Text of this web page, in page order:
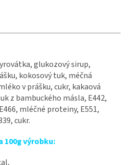
glukozový sirup,
kokosový tuk, méčná
v prášku, cukr, kakaová
z bambuckého másla, E442,
mléčné proteiny, E551,
cukr.
100g výrobku: